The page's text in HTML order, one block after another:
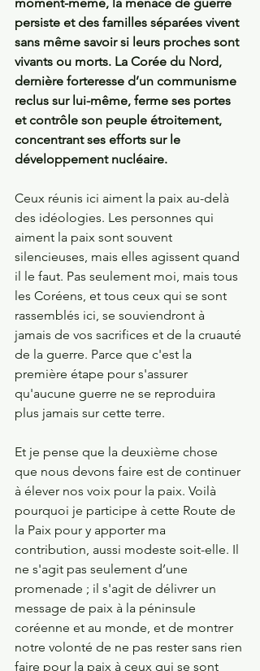
persiste et des familles séparées vivent
sans même savoir si leurs proches sont
vivants ou morts. La Corée du Nord,
dernière forteresse d’un communisme
reclus sur lui-même, ferme ses portes
et contrôle son peuple étroitement,
concentrant ses efforts sur le
développement nucléaire.
Ceux réunis ici aiment la paix au-delà
des idéologies. Les personnes qui
aiment la paix sont souvent
silencieuses, mais elles agissent quand
il le faut. Pas seulement moi, mais tous
les Coréens, et tous ceux qui se sont
rassemblés ici, se souviendront à
jamais de vos sacrifices et de la cruauté
de la guerre. Parce que c'est la
première étape pour s'assurer
qu'aucune guerre ne se reproduira
plus jamais sur cette terre.
Et je pense que la deuxième chose
que nous devons faire est de continuer
à élever nos voix pour la paix. Voilà
pourquoi je participe à cette Route de
la Paix pour y apporter ma
contribution, aussi modeste soit-elle. Il
ne s'agit pas seulement d’une
promenade ; il s'agit de délivrer un
message de paix à la péninsule
coréenne et au monde, et de montrer
notre volonté de ne pas rester sans rien
faire pour la paix à ceux qui se sont